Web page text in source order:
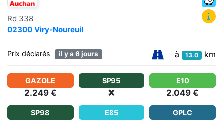
Rd 338
02300 Viry-Noureuil
Prix déclarés il y a 6 jours à 13.0 km
GAZOLE
2.249 €
SP95
❌
E10
2.049 €
SP98 E85 GPLC